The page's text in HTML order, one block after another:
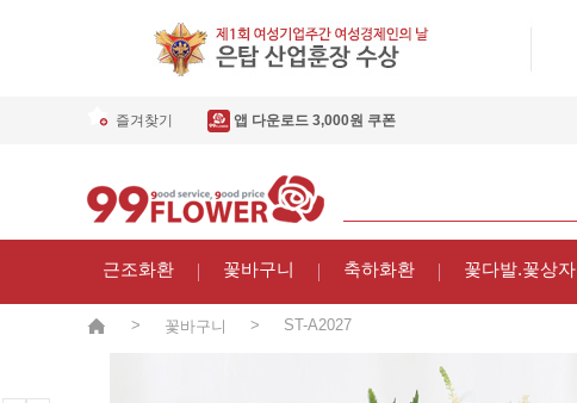
즐겨찾기 앱 다운로드 3,000원 쿠폰
근조화환 꽃바구니 축하화환 꽃다발.꽃상자
> 꽃바구니 > ST-A2027